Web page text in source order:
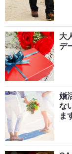
大
デ
婚
な
ま